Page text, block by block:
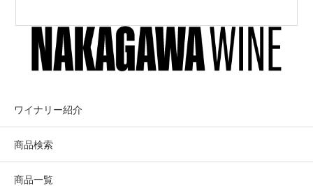
ワイナリー紹介
商品検索
商品一覧